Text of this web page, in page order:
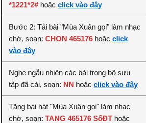
*1221*2# hoặcclick vào đây
Bước 2: Tải bài "Mùa Xuân gọi" làm nhạc
chờ, soạn:CHON 465176 hoặcclick
vào đây
Nghe ngẫu nhiên các bài trong bộ sưu
tập đã cài, soạn: NN hoặcclick vào đây
Tặng bài hát "Mùa Xuân gọi" làm nhạc
chờ, soạn:TANG 465176 SốĐT hoặc